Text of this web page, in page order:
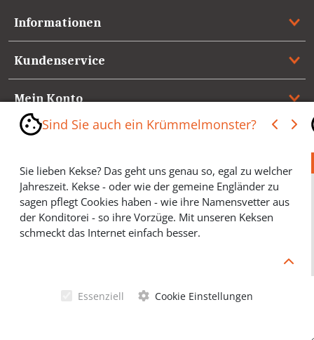
Informationen
Kundenservice
Mein Konto
Referenzen
Medienspiegel & Presseinformationen
*** Vertrag widerrufen ***
Sind Sie auch ein Krümmelmonster?
Sie lieben Kekse? Das geht uns genau so, egal zu welcher
Jahreszeit. Kekse - oder wie der gemeine Engländer zu
sagen pflegt Cookies haben - wie ihre Namensvetter aus
der Konditorei - so ihre Vorzüge. Mit unseren Keksen
schmeckt das Internet einfach besser.
Cookies helfen Ihnen, Ihre gewünschten Artikel schneller
Werbung sparen und selbstverständlich anonyme
Statistiken erstellen (#Ehrensache). Deshalb schmecken
Essenziell Cookie Einstellungen